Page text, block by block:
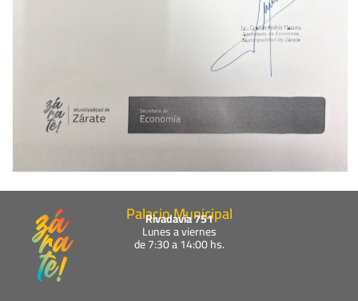
Palacio Municipal
Rivadavia 751
Lunes a viernes
de 7:30 a 14:00 hs.